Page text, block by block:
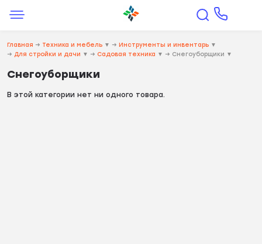
Главная → Техника и мебель ▼ → Инструменты и инвентарь ▼
→ Для стройки и дачи ▼ → Садовая техника ▼ → Снегоуборщики ▼
Снегоуборщики
В этой категории нет ни одного товара.